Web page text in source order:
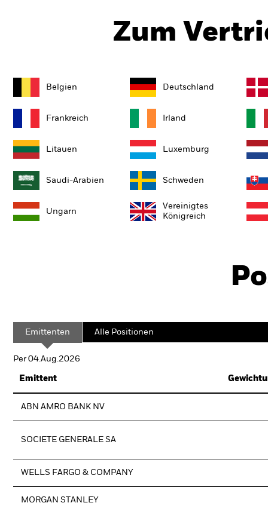
Zum
Belgien Deutschland
Frankreich Irland
Litauen Luxemburg
Saudi-Arabien Schweden
Ungarn
Vereinigtes
Königreich
Emittenten Alle Positionen
Per 04.Aug.2026
Emittent
ABN AMRO BANK NV
SOCIETE GENERALE SA
WELLS FARGO & COMPANY
MORGAN STANLEY